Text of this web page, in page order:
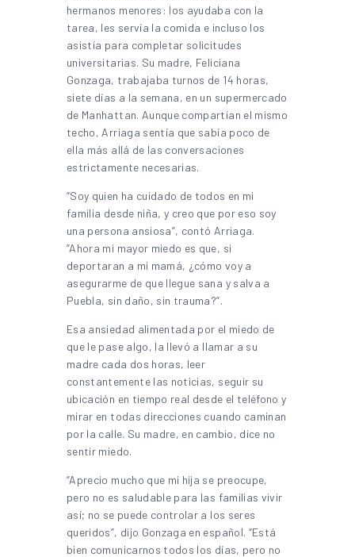
hermanos menores: los ayudaba con la
tarea, les servía la comida e incluso los
asistía para completar solicitudes
universitarias. Su madre, Feliciana
Gonzaga, trabajaba turnos de 14 horas,
siete días a la semana, en un supermercado
de Manhattan. Aunque compartían el mismo
techo, Arriaga sentía que sabía poco de
ella más allá de las conversaciones
estrictamente necesarias.
“Soy quien ha cuidado de todos en mi
familia desde niña, y creo que por eso soy
una persona ansiosa”, contó Arriaga.
“Ahora mi mayor miedo es que, si
deportaran a mi mamá, ¿cómo voy a
asegurarme de que llegue sana y salva a
Puebla, sin daño, sin trauma?”.
Esa ansiedad alimentada por el miedo de
que le pase algo, la llevó a llamar a su
madre cada dos horas, leer
constantemente las noticias, seguir su
ubicación en tiempo real desde el teléfono y
mirar en todas direcciones cuando caminan
por la calle. Su madre, en cambio, dice no
sentir miedo.
“Aprecio mucho que mi hija se preocupe,
pero no es saludable para las familias vivir
así; no se puede controlar a los seres
queridos”, dijo Gonzaga en español. “Está
bien comunicarnos todos los días, pero no